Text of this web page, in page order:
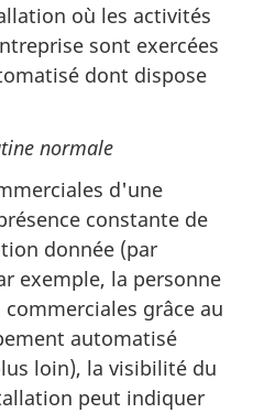
où les activités
sont exercées
dont dispose
normale
d'une
constante de
donnée (par
exemple, la personne
grâce au
automatisé
loin), la visibilité du
peut indiquer